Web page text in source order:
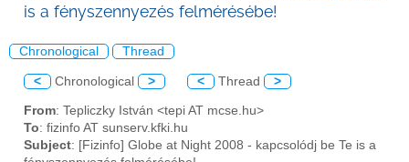
is a fényszennyezés felmérésébe!
Chronological Thread
< Chronological > < Thread >
From: Tepliczky István <tepi AT mcse.hu>
To: fizinfo AT sunserv.kfki.hu
Subject: [Fizinfo] Globe at Night 2008 - kapcsolódj be Te is a